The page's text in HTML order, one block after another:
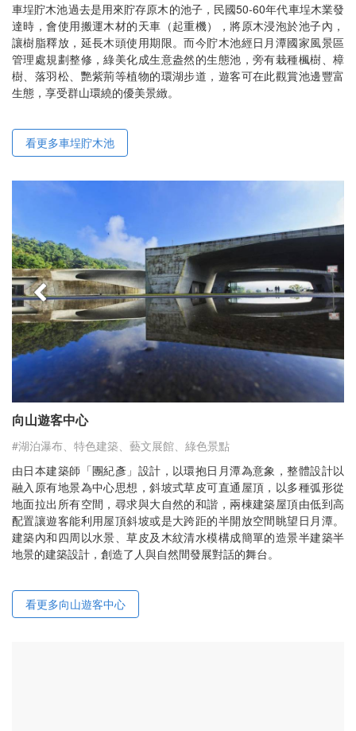
車埕貯木池過去是用來貯存原木的池子，民國50-60年代車埕木業發
達時，會使用搬運木材的天車（起重機），將原木浸泡於池子內，
讓樹脂釋放，延長木頭使用期限。而今貯木池經日月潭國家風景區
管理處規劃整修，綠美化成生意盎然的生態池，旁有栽種楓樹、樟
樹、落羽松、艷紫荊等植物的環湖步道，遊客可在此觀賞池邊豐富
生態，享受群山環繞的優美景緻。
看更多車埕貯木池
向山遊客中心
#湖泊瀑布、特色建築、藝文展館、綠色景點
由日本建築師「團紀彥」設計，以環抱日月潭為意象，整體設計以
融入原有地景為中心思想，斜坡式草皮可直通屋頂，以多種弧形從
地面拉出所有空間，尋求與大自然的和諧，兩棟建築屋頂由低到高
配置讓遊客能利用屋頂斜坡或是大跨距的半開放空間眺望日月潭。
建築內和四周以水景、草皮及木紋清水模構成簡單的造景半建築半
地景的建築設計，創造了人與自然間發展對話的舞台。
看更多向山遊客中心